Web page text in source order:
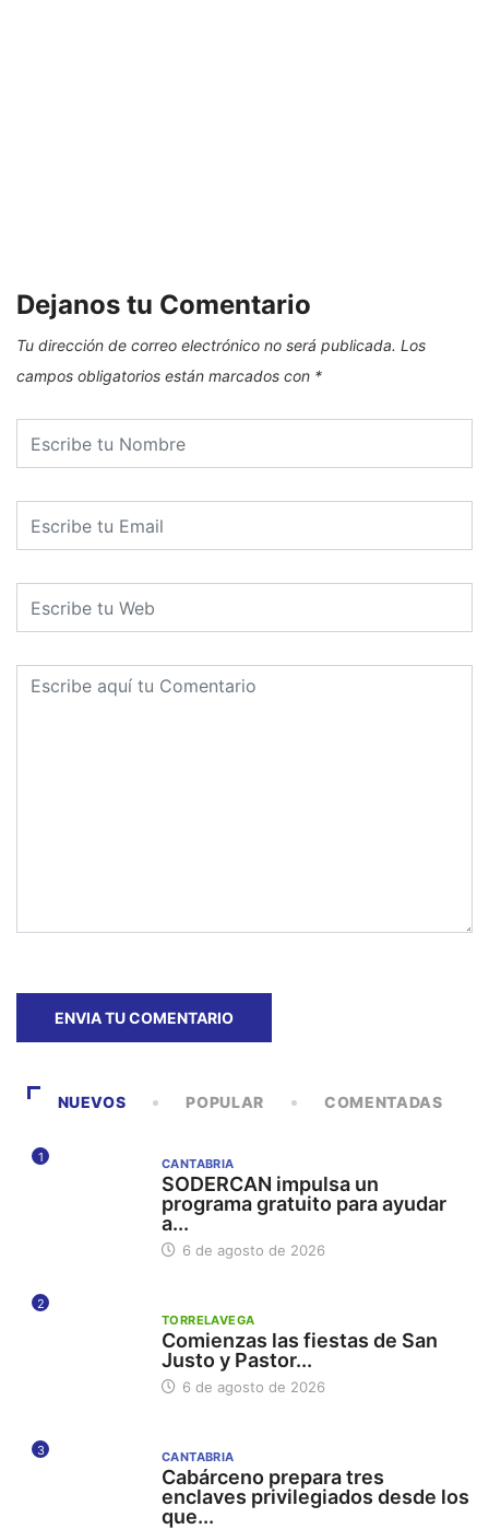
Dejanos tu Comentario
Tu dirección de correo electrónico no será publicada. Los
campos obligatorios están marcados con *
NUEVOS POPULAR COMENTADAS
1 CANTABRIA
SODERCAN impulsa un
programa gratuito para ayudar
a...
6 de agosto de 2026
2
TORRELAVEGA
Comienzas las fiestas de San
Justo y Pastor...
6 de agosto de 2026
3 CANTABRIA
Cabárceno prepara tres
enclaves privilegiados desde los
que...